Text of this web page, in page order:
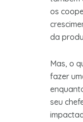
os
da
Mas, o
fazer
seu